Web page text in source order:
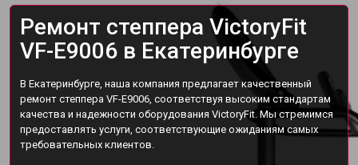
Ремонт степпера VictoryFit
VF-E9006 в Екатеринбурге
В Екатеринбурге, наша компания предлагает качественный
ремонт степпера VF-E9006, соответствуя высоким стандартам
качества и надежности оборудования VictoryFit. Мы стремимся
предоставлять услуги, соответствующие ожиданиям самых
требовательных клиентов.